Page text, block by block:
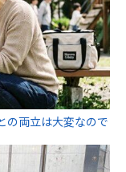
の両立は大変なので